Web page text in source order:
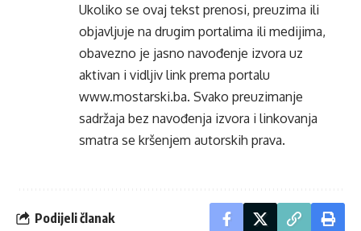
Ukoliko se ovaj tekst prenosi, preuzima ili
objavljuje na drugim portalima ili medijima,
obavezno je jasno navođenje izvora uz
aktivan i vidljiv link prema portalu
www.mostarski.ba. Svako preuzimanje
sadržaja bez navođenja izvora i linkovanja
smatra se kršenjem autorskih prava.
Podijeli članak